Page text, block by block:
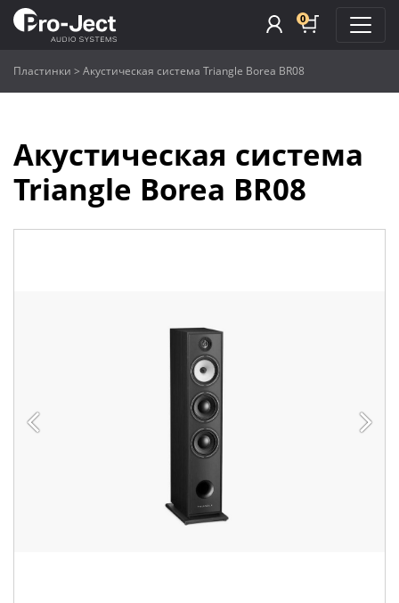
0
Пластинки > Акустическая система Triangle Borea BR08
Акустическая система
Triangle Borea BR08